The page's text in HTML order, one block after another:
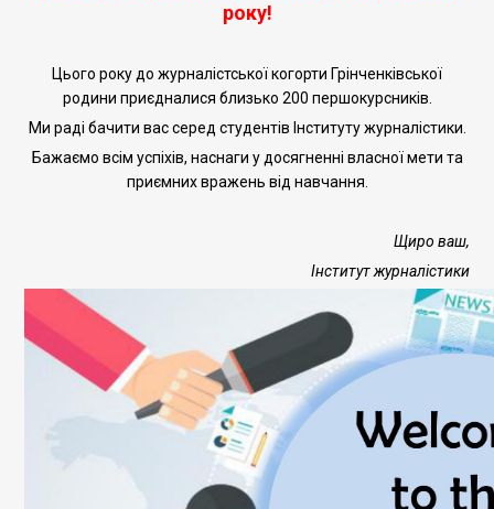
року!
Цього року до журналістської когорти Грінченківської
родини приєдналися близько 200 першокурсників.
Ми раді бачити вас серед студентів Інституту журналістики.
Бажаємо всім успіхів, наснаги у досягненні власної мети та
приємних вражень від навчання.
Щиро ваш,
Інститут журналістики